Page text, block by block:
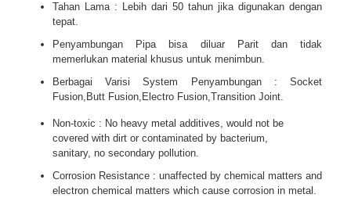
Tahan Lama : Lebih dari 50 tahun jika digunakan dengan
tepat.
Penyambungan Pipa bisa diluar Parit dan tidak
memerlukan material khusus untuk menimbun.
Berbagai Varisi System Penyambungan : Socket
Fusion,Butt Fusion,Electro Fusion,Transition Joint.
Non-toxic : No heavy metal additives, would not be
covered with dirt or contaminated by bacterium,
sanitary, no secondary pollution.
Corrosion Resistance : unaffected by chemical matters and
electron chemical matters which cause corrosion in metal.